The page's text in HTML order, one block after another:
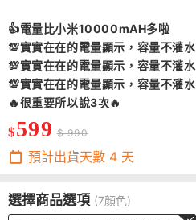
👍電量比小米10000mAH多啦
💯實實在在的電量顯示，容量不灌水
💯實實在在的電量顯示，容量不灌水
💯實實在在的電量顯示，容量不灌水
🔥很重要所以說3次🔥
$599 $ 990
預計出貨天數 4 天
選擇商品選項 (7顏色)